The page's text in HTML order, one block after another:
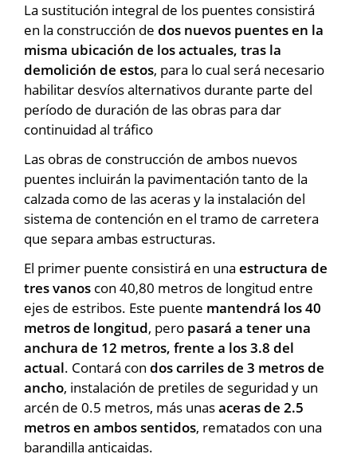
La sustitución integral de los puentes consistirá
en la construcción de dos nuevos puentes en la
misma ubicación de los actuales, tras la
demolición de estos, para lo cual será necesario
habilitar desvíos alternativos durante parte del
período de duración de las obras para dar
continuidad al tráfico
Las obras de construcción de ambos nuevos
puentes incluirán la pavimentación tanto de la
calzada como de las aceras y la instalación del
sistema de contención en el tramo de carretera
que separa ambas estructuras.
El primer puente consistirá en una estructura de
tres vanos con 40,80 metros de longitud entre
ejes de estribos. Este puente mantendrá los 40
metros de longitud, pero pasará a tener una
anchura de 12 metros, frente a los 3.8 del
actual. Contará con dos carriles de 3 metros de
ancho, instalación de pretiles de seguridad y un
arcén de 0.5 metros, más unasaceras de 2.5
metros en ambos sentidos, rematados con una
barandilla anticaidas.